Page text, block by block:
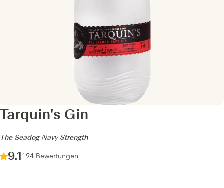
Tarquin's Gin
-The Seadog Navy Strength
Score :
9.1/ 10
194 Bewertungen